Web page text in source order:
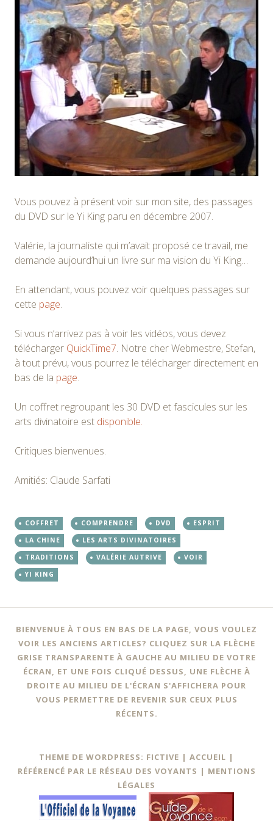
Vous pouvez à présent voir sur mon site, des passages
du DVD sur le Yi King paru en décembre 2007.
Valérie, la journaliste qui m’avait proposé ce travail, me
demande aujourd’hui un livre sur ma vision du Yi King…
En attendant, vous pouvez voir quelques passages sur
cette page.
Si vous n’arrivez pas à voir les vidéos, vous devez
télécharger QuickTime7. Notre cher Webmestre, Stefan,
à tout prévu, vous pourrez le télécharger directement en
bas de la page.
Un coffret regroupant les 30 DVD et fascicules sur les
arts divinatoire est disponible.
Critiques bienvenues.
Amitiés: Claude Sarfati
COFFRET COMPRENDRE DVD
ESPRIT
LA CHINE
LES ARTS DIVINATOIRES
TRADITIONS
VALÉRIE AUTRIVE
VOIR
YI KING
BIENVENUE À TOUS EN BAS DE LA PAGE, VOUS VOULEZ
VOIR LES ANCIENS ARTICLES? CLIQUEZ SUR LA FLÈCHE
GRISE TRANSPARENTE À GAUCHE AU MILIEU DE VOTRE
ÉCRAN, ET UNE FOIS CLIQUÉ DESSUS, UNE FLÈCHE À
DROITE AU MILIEU DE L'ÉCRAN S'AFFICHERA POUR
VOUS PERMETTRE DE REVENIR SUR CEUX PLUS
RÉCENTS.
THEME DE WORDPRESS: FICTIVE | ACCUEIL |
RÉFÉRENCÉ PAR LE RÉSEAU DES VOYANTS | MENTIONS
LÉGALES